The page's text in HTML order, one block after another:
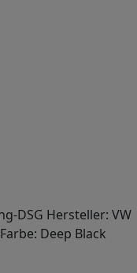
DSG Hersteller: VW
Deep Black